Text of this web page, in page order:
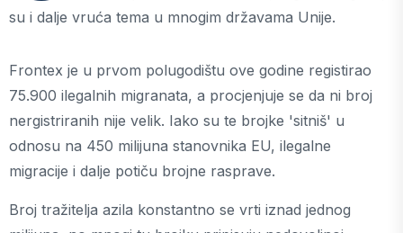
su i dalje vruća tema u mnogim državama Unije.
Frontex je u prvom polugodištu ove godine registirao
75.900 ilegalnih migranata, a procjenjuje se da ni broj
nergistriranih nije velik. Iako su te brojke 'sitniš' u
odnosu na 450 milijuna stanovnika EU, ilegalne
migracije i dalje potiču brojne rasprave.
Broj tražitelja azila konstantno se vrti iznad jednog